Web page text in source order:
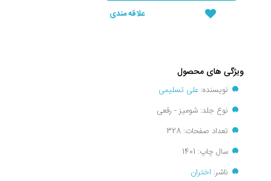
علاقه مندی
ویژگی های محصول
نویسنده: علی تسلیمی
نوع جلد: شومیز - رقعی
تعداد صفحات: 328
سال چاپ: 1401
ناشر: اختران